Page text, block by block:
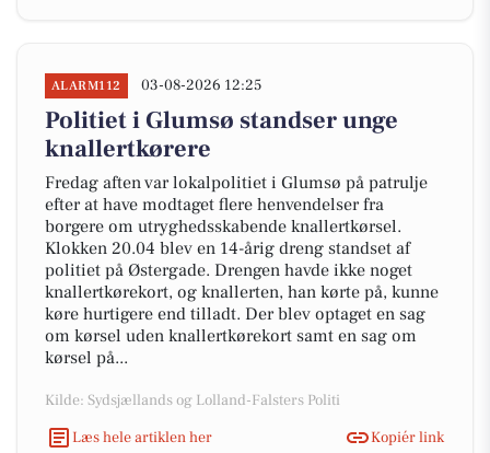
ALARM112 03-08-2026 12:25
Politiet i Glumsø standser unge
knallertkørere
Fredag aften var lokalpolitiet i Glumsø på patrulje
efter at have modtaget flere henvendelser fra
borgere om utryghedsskabende knallertkørsel.
Klokken 20.04 blev en 14-årig dreng standset af
politiet på Østergade. Drengen havde ikke noget
knallertkørekort, og knallerten, han kørte på, kunne
køre hurtigere end tilladt. Der blev optaget en sag
om kørsel uden knallertkørekort samt en sag om
kørsel på...
Kilde: Sydsjællands og Lolland-Falsters Politi
Læs hele artiklen her
Kopiér link